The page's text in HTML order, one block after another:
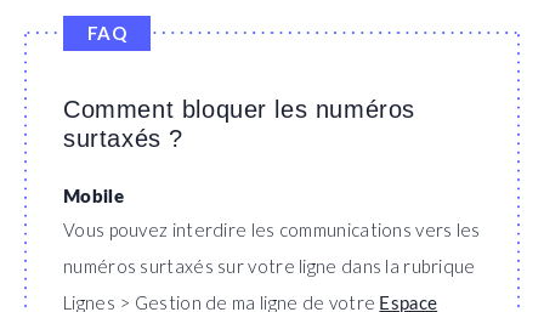
Comment bloquer les numéros
surtaxés ?
Mobile
Vous pouvez interdire les communications vers les
numéros surtaxés sur votre ligne dans la rubrique
Lignes > Gestion de ma ligne de votre Espace